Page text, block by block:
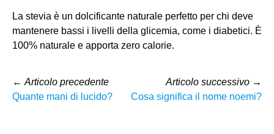
La stevia è un dolcificante naturale perfetto per chi deve
mantenere bassi i livelli della glicemia, come i diabetici. È
100% naturale e apporta zero calorie.
← Articolo precedente
Quante mani di lucido?
Articolo successivo →
Cosa significa il nome noemi?